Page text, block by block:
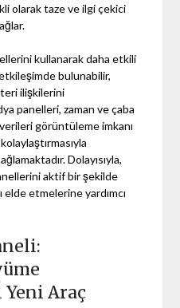
olarak taze ve ilgi çekici
kullanarak daha etkili
bulunabilir,
ilişkilerini
panelleri, zaman ve çaba
görüntüleme imkanı
Dolayısıyla,
aktif bir şekilde
elde etmelerine yardımcı
Araç